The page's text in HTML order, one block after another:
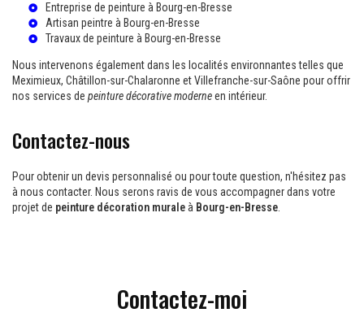
Entreprise de peinture à Bourg-en-Bresse
Artisan peintre à Bourg-en-Bresse
Travaux de peinture à Bourg-en-Bresse
Nous intervenons également dans les localités environnantes telles que
Meximieux, Châtillon-sur-Chalaronne et Villefranche-sur-Saône pour offrir
nos services de peinture décorative moderneen intérieur.
Contactez-nous
Pour obtenir un devis personnalisé ou pour toute question, n'hésitez pas
à nous contacter. Nous serons ravis de vous accompagner dans votre
projet de peinture décoration muraleà Bourg-en-Bresse.
Contactez-moi